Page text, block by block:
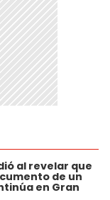
al revelar que
de un
en Gran